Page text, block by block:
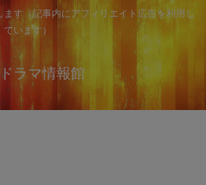
す（記事内にアフィリエイト広告を利用し
ています）
ラマ情報館